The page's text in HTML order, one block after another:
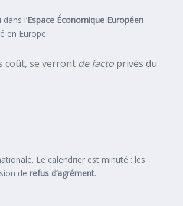
l’Espace Économique Européen
en Europe.
coût, se verront de factoprivés du
Le calendrier est minuté : les
de refus d’agrément.